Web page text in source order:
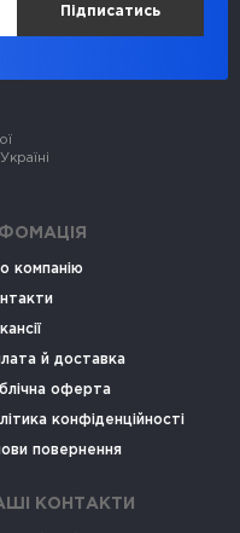
Підписатись
компанію
й доставка
оферта
конфіденційності
повернення
КОНТАКТИ